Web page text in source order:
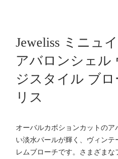
Jeweliss ミニュ
アバロンシェル
ジスタイル ブ
リス
オーバルカボションカットのア
い淡水パールが輝く、ヴィンテ
レムブローチです。さまざま